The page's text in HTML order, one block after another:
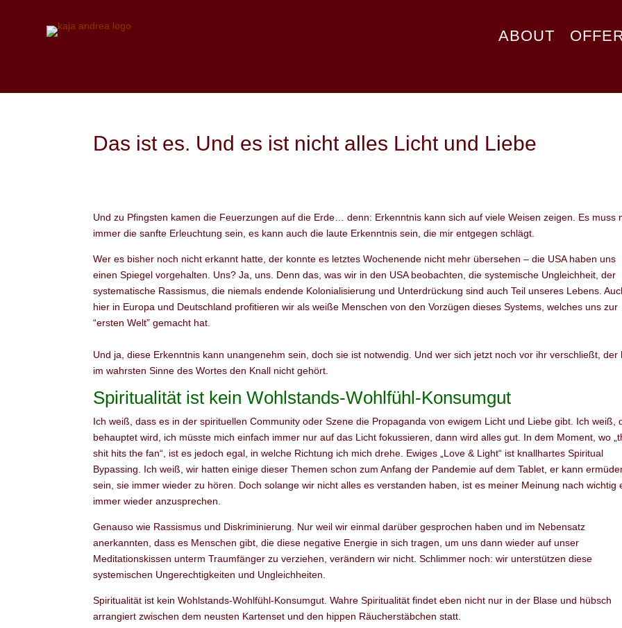
ABOUT
Das ist es. Und es ist nicht alles Licht und Liebe
Und zu Pfingsten kamen die Feuerzungen auf die Erde… denn: Erkenntnis kann sich auf viele Weisen zeigen. Es muss
immer die sanfte Erleuchtung sein, es kann auch die laute Erkenntnis sein, die mir entgegen schlägt.
Wer es bisher noch nicht erkannt hatte, der konnte es letztes Wochenende nicht mehr übersehen – die USA haben uns
einen Spiegel vorgehalten. Uns? Ja, uns. Denn das, was wir in den USA beobachten, die systemische Ungleichheit, der
systematische Rassismus, die niemals endende Kolonialisierung und Unterdrückung sind auch Teil unseres Lebens.
hier in Europa und Deutschland profitieren wir als weiße Menschen von den Vorzügen dieses Systems, welches uns zur
“ersten Welt” gemacht hat.
Und ja, diese Erkenntnis kann unangenehm sein, doch sie ist notwendig. Und wer sich jetzt noch vor ihr verschließt, der
im wahrsten Sinne des Wortes den Knall nicht gehört.
Spiritualität ist kein Wohlstands-Wohlfühl-Konsumgut
Ich weiß, dass es in der spirituellen Community oder Szene die Propaganda von ewigem Licht und Liebe gibt. Ich weiß,
behauptet wird, ich müsste mich einfach immer nur auf das Licht fokussieren, dann wird alles gut. In dem Moment, wo
shit hits the fan“, ist es jedoch egal, in welche Richtung ich mich drehe. Ewiges „Love & Light“ ist knallhartes Spiritual
Bypassing. Ich weiß, wir hatten einige dieser Themen schon zum Anfang der Pandemie auf dem Tablet, er kann
sein, sie immer wieder zu hören. Doch solange wir nicht alles es verstanden haben, ist es meiner Meinung nach wichtig
immer wieder anzusprechen.
Genauso wie Rassismus und Diskriminierung. Nur weil wir einmal darüber gesprochen haben und im Nebensatz
anerkannten, dass es Menschen gibt, die diese negative Energie in sich tragen, um uns dann wieder auf unser
Meditationskissen unterm Traumfänger zu verziehen, verändern wir nicht. Schlimmer noch: wir unterstützen diese
systemischen Ungerechtigkeiten und Ungleichheiten.
Spiritualität ist kein Wohlstands-Wohlfühl-Konsumgut. Wahre Spiritualität findet eben nicht nur in der Blase und hübsch
arrangiert zwischen dem neusten Kartenset und den hippen Räucherstäbchen statt.